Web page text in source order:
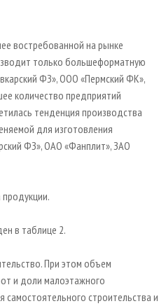
востребованной на рынке
только большеформатную
ФЗ», ООО «Пермский ФК»,
количество предприятий
тенденция производства
для изготовления
ФЗ», ОАО «Фанплит», ЗАО
в таблице 2.
При этом объем
и доли малоэтажного
строительства и